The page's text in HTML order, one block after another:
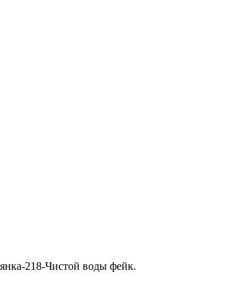
218-Чистой воды фейк.